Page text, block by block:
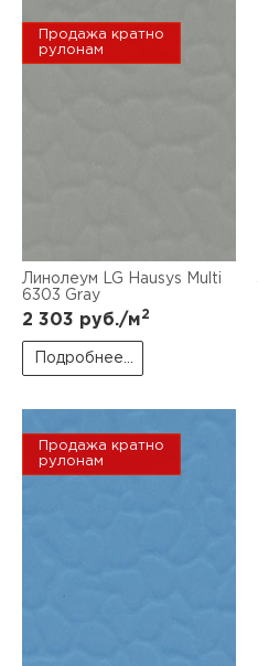
Продажа кратно
рулонам
Линолеум LG Hausys Multi
6303 Gray
2 303 руб./м2
Подробнее...
Продажа кратно
рулонам